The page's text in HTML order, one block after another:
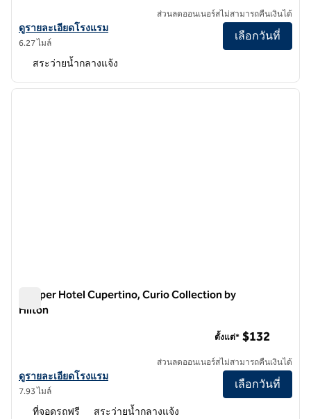
ดูรายละเอียดโรงแรมสําหรับ Avatar Hotel Santa Clara, Tapestry
ดูรายละเอียดโรงแรม
6.27 ไมล์
ส่วนลดออนเนอร์สไม่สามารถคืนเงินได้
เลือกวันที่
สระว่ายน้ำกลางแจ้ง
1 จาก 12
ภาพถั
Juniper Hotel Cupertino, Curio Collection by
Hilton
ดูรายละเอียดโรงแรม Juniper Hotel Cupertino, Curio Collection by
ดูรายละเอียดโรงแรม
7.93 ไมล์
ตั้งแต่* $132
ส่วนลดออนเนอร์สไม่สามารถคืนเงินได้
เลือกวันที่
ที่จอดรถฟรี สระว่ายน้ำกลางแจ้ง